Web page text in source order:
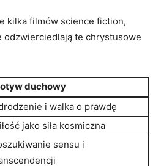
kilka filmów science fiction,
te chrystusowe
duchowy
i walka o prawdę
jako siła kosmiczna
sensu i